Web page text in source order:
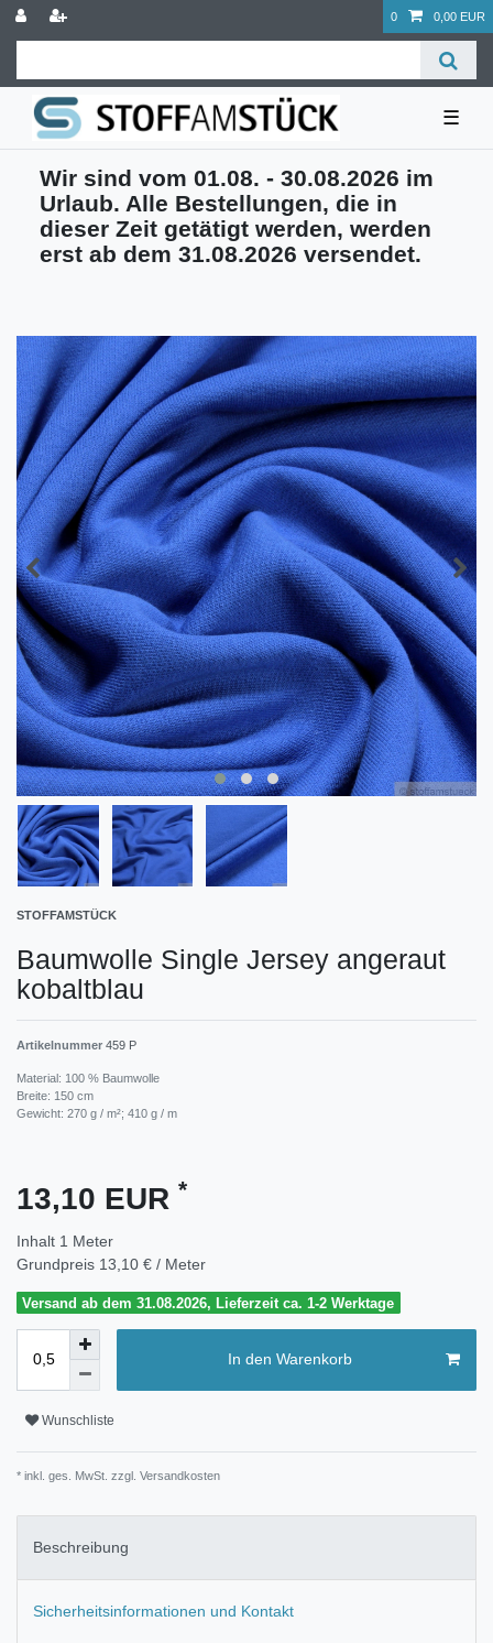
0 0,00 EUR
☰
Wir sind vom 01.08. - 30.08.2026 im
Urlaub. Alle Bestellungen, die in
dieser Zeit getätigt werden, werden
erst ab dem 31.08.2026 versendet.
STOFFAMSTÜCK
Baumwolle Single Jersey angeraut
kobaltblau
Artikelnummer 459 P
Material: 100 % Baumwolle
Breite: 150 cm
Gewicht: 270 g / m²; 410 g / m
13,10 EUR *
Inhalt 1 Meter
Grundpreis 13,10 € / Meter
Versand ab dem 31.08.2026, Lieferzeit ca. 1-2 Werktage
In den Warenkorb
Wunschliste
* inkl. ges. MwSt. zzgl. Versandkosten
Beschreibung
Sicherheitsinformationen und Kontakt